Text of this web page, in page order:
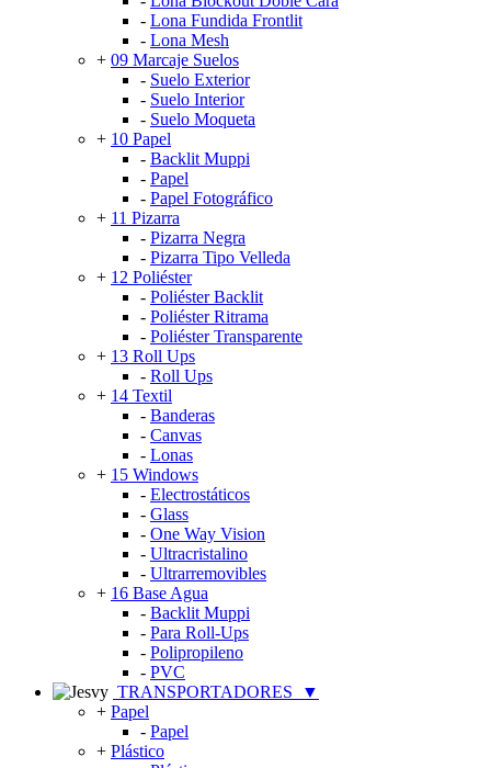
- Lona Fundida Frontlit
- Lona Mesh
+ 09 Marcaje Suelos
- Suelo Exterior
- Suelo Interior
- Suelo Moqueta
+ 10 Papel
- Backlit Muppi
- Papel
- Papel Fotográfico
+ 11 Pizarra
- Pizarra Negra
- Pizarra Tipo Velleda
+ 12 Poliéster
- Poliéster Backlit
- Poliéster Ritrama
- Poliéster Transparente
+ 13 Roll Ups
- Roll Ups
+ 14 Textil
- Banderas
- Canvas
- Lonas
+ 15 Windows
- Electrostáticos
- Glass
- One Way Vision
- Ultracristalino
- Ultrarremovibles
+ 16 Base Agua
- Backlit Muppi
- Para Roll-Ups
- Polipropileno
- PVC
TRANSPORTADORES
▼
+ Papel
- Papel
+ Plástico